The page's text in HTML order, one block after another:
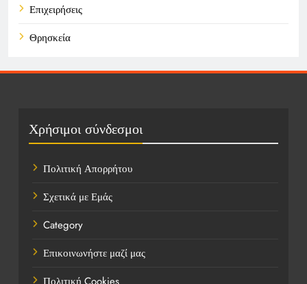
Επιχειρήσεις
Θρησκεία
Πολιτική
Υγεία
Ψυχαγωγία
Χρήσιμοι σύνδεσμοι
Πολιτική Απορρήτου
Σχετικά με Εμάς
Category
Επικοινωνήστε μαζί μας